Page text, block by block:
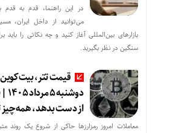
در این راهنما، قدم به
می‌توانید از داخل ایران،
بازارهای بین‌المللی آغاز کنید و چه نکاتی را
سنگین در نظر بگیرید.
قیمت تتر، بیت‌کوین
از دست بدهد، همه‌چیز
معاملات امروز رمزارز‌ها حاکی از شروع یک روند